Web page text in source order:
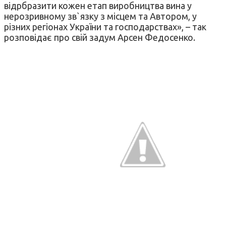
відрбразити кожен етап виробництва вина у
нерозривному зв`язку з місцем та Автором, у
різних регіонах України та господарствах», – так
розповідає про свій задум Арсен Федосенко.